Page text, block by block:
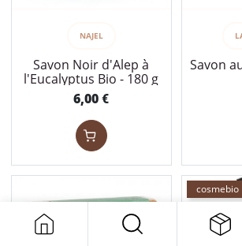
NAJEL
Savon Noir d'Alep à
l'Eucalyptus Bio - 180 g
6,00 €
Savon
cosmebio